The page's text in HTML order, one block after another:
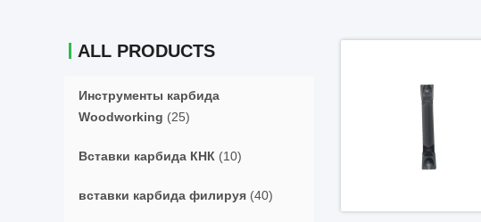
ALL PRODUCTS
Инструменты карбида
Woodworking (25)
Вставки карбида КНК (10)
вставки карбида филируя (40)